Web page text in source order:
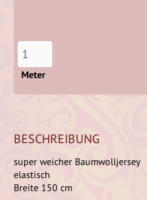
Meter
BESCHREIBUNG
super weicher Baumwolljersey
elastisch
Breite 150 cm